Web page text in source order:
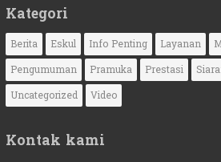
Kategori
Berita Eskul Info Penting Layanan
Pengumuman
Pramuka Prestasi
Uncategorized
Video
Kontak kami